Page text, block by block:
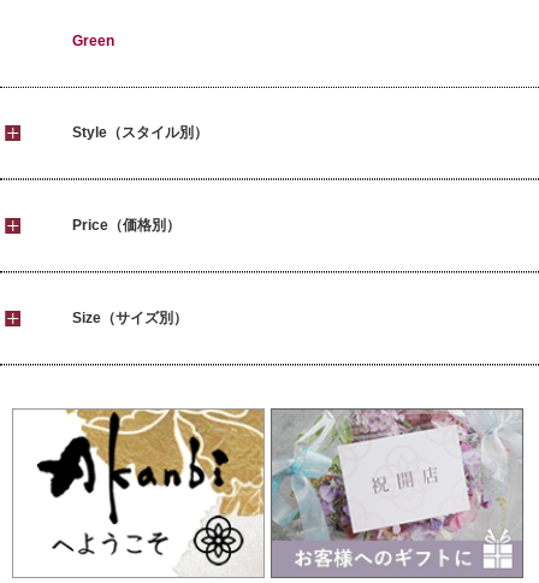
Green
Style（スタイル別）
Price（価格別）
Size（サイズ別）